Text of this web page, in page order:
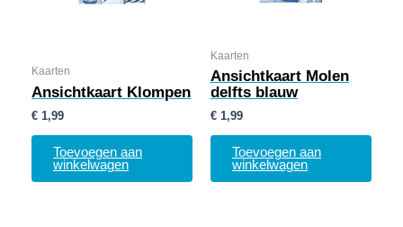
Kaarten
Ansichtkaart Klompen
€ 1,99
Toevoegen aan
winkelwagen
Kaarten
Ansichtkaart Molen
delfts blauw
€ 1,99
Toevoegen aan
winkelwagen